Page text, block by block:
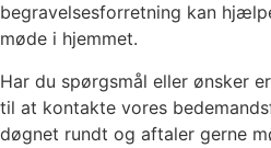
begravelsesforretning kan
møde i hjemmet.
Har du spørgsmål eller ønsker
til at kontakte vores
døgnet rundt og aftaler gerne